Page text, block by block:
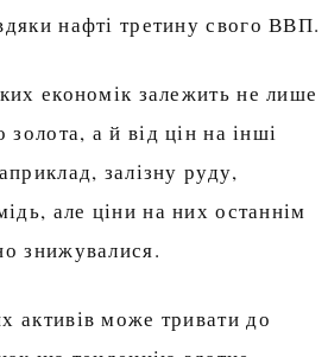
нафті третину свого ВВП.
економік залежить не лише
золота, а й від цін на інші
залізну руду,
але ціни на них останнім
знижувалися.
активів може тривати до